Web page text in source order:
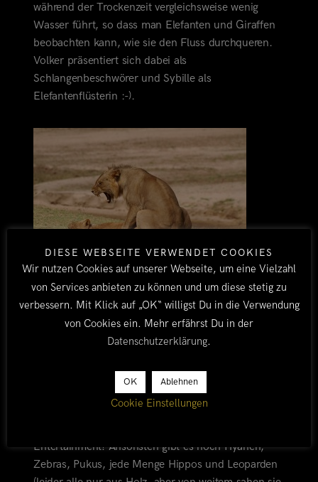
während der Trockenzeit vergleichsweise wenig
Wasser führt, so dass man Elefanten und Giraffen
beobachten kann, wie sie den Fluss durchqueren.
Volker präsentiert sich dabei als
Schlangenbeschwörer und Sybille als
Elefantenflüsterin :-).
Während der Tage in South Luangwa sehen wir
viele entspannte Elefantenherden, die praktisch um
unseren Landy herum grasen und mehrfach ein
Löwenpärchen in Flitterwochen. Wir stellen dabei
fünf Tage lang alle 20 Minuten (hossa!) Action mit
beeindruckender Geräuschkulisse. Dabei wird sich
ordentlich angefaucht und „Vatter“ beisst Mutter
Entertainment! Ansonsten gibt es noch Hyänen,
Zebras, Pukus, jede Menge Hippos und Leoparden
DIESE WEBSEITE VERWENDET COOKIES
Wir nutzen Cookies auf unserer Webseite, um eine Vielzahl
von Services anbieten zu können und um diese stetig zu
verbessern. Mit Klick auf „OK“ willigst Du in die Verwendung
von Cookies ein. Mehr erfährst Du in der
Datenschutzerklärung.
OK Ablehnen
Cookie Einstellungen